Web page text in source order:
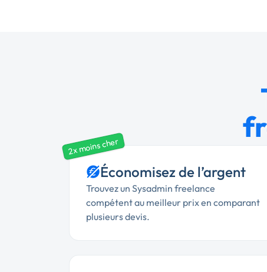
2x moins cher
Économisez de l’argent
Trouvez un Sysadmin freelance
compétent au meilleur prix en comparant
plusieurs devis.